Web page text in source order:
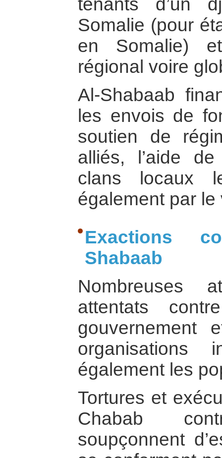
tenants d’un
Somalie (pour
en Somalie)
régional voire
Al-Shabaab
les envois de
soutien de
alliés, l’aide
clans locaux
également par
Exactions
Shabaab
Nombreuses
attentats
gouvernement
organisations
également les
Tortures et
Chabab
soupçonnent